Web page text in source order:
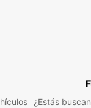
¿Estás